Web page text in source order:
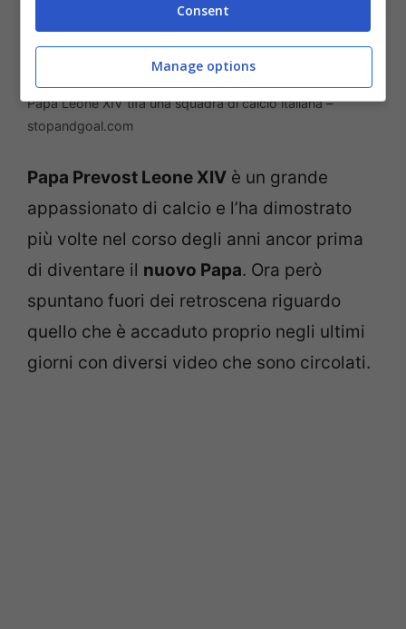
Papa Leone XIV tifa una squadra di calcio italiana –
stopandgoal.com
Papa Prevost Leone XIV è un grande
appassionato di calcio e l’ha dimostrato
più volte nel corso degli anni ancor prima
di diventare il nuovo Papa. Ora però
spuntano fuori dei retroscena riguardo
quello che è accaduto proprio negli ultimi
giorni con diversi video che sono circolati.
Consent
Manage options